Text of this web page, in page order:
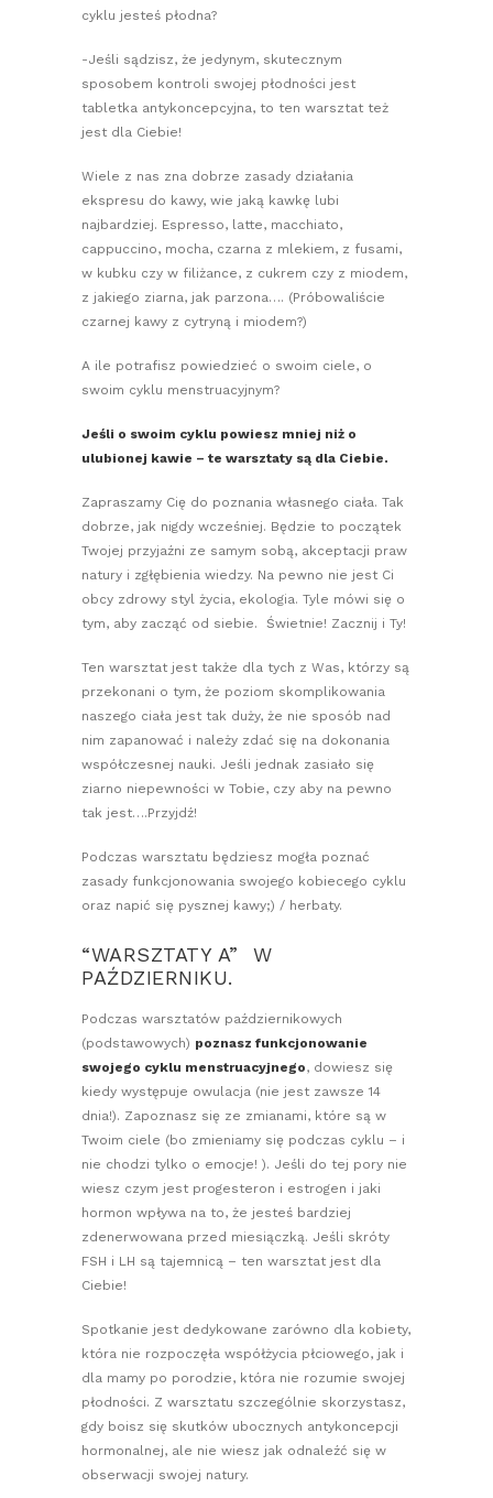
cyklu jesteś płodna?
-Jeśli sądzisz, że jedynym, skutecznym
sposobem kontroli swojej płodności jest
tabletka antykoncepcyjna, to ten warsztat też
jest dla Ciebie!
Wiele z nas zna dobrze zasady działania
ekspresu do kawy, wie jaką kawkę lubi
najbardziej. Espresso, latte, macchiato,
cappuccino, mocha, czarna z mlekiem, z fusami,
w kubku czy w filiżance, z cukrem czy z miodem,
z jakiego ziarna, jak parzona…. (Próbowaliście
czarnej kawy z cytryną i miodem?)
A ile potrafisz powiedzieć o swoim ciele, o
swoim cyklu menstruacyjnym?
Jeśli o swoim cyklu powiesz mniej niż o
ulubionej kawie – te warsztaty są dla Ciebie.
Zapraszamy Cię do poznania własnego ciała. Tak
dobrze, jak nigdy wcześniej. Będzie to początek
Twojej przyjaźni ze samym sobą, akceptacji praw
natury i zgłębienia wiedzy. Na pewno nie jest Ci
obcy zdrowy styl życia, ekologia. Tyle mówi się o
tym, aby zacząć od siebie. Świetnie! Zacznij i Ty!
Ten warsztat jest także dla tych z Was, którzy są
przekonani o tym, że poziom skomplikowania
naszego ciała jest tak duży, że nie sposób nad
nim zapanować i należy zdać się na dokonania
współczesnej nauki. Jeśli jednak zasiało się
ziarno niepewności w Tobie, czy aby na pewno
tak jest….Przyjdź!
Podczas warsztatu będziesz mogła poznać
zasady funkcjonowania swojego kobiecego cyklu
oraz napić się pysznej kawy;) / herbaty.
“WARSZTATY A” W
PAŹDZIERNIKU.
Podczas warsztatów październikowych
(podstawowych) poznasz funkcjonowanie
swojego cyklu menstruacyjnego, dowiesz się
kiedy występuje owulacja (nie jest zawsze 14
dnia!). Zapoznasz się ze zmianami, które są w
Twoim ciele (bo zmieniamy się podczas cyklu – i
nie chodzi tylko o emocje! ). Jeśli do tej pory nie
wiesz czym jest progesteron i estrogen i jaki
hormon wpływa na to, że jesteś bardziej
zdenerwowana przed miesiączką. Jeśli skróty
FSH i LH są tajemnicą – ten warsztat jest dla
Ciebie!
Spotkanie jest dedykowane zarówno dla kobiety,
która nie rozpoczęła współżycia płciowego, jak i
dla mamy po porodzie, która nie rozumie swojej
płodności. Z warsztatu szczególnie skorzystasz,
gdy boisz się skutków ubocznych antykoncepcji
hormonalnej, ale nie wiesz jak odnaleźć się w
obserwacji swojej natury.